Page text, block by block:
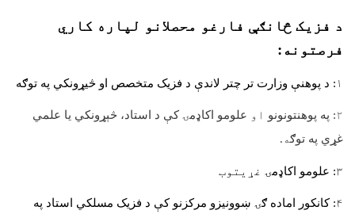
د فزیک څانګې فارغو محصلانو لپاره کاري
فرصتونه:
۱: د پوهنې وزارت تر چتر لاندې د فزیک متخصص او څیړونکي په توګه
۲: په پوهنتونونو او علومو اکاډمۍ کې د استاد، څېړونکي یا علمي
غړي په توګه.
۳: علومو اکاډمۍ غړیتوب
۴: کانکور اماده ګۍ ښوونیزو مرکزنو کې د فزیک مسلکي استاد په